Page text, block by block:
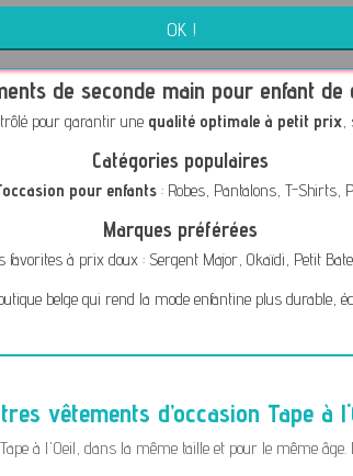
de seconde main pour enfant de
pour garantir une qualité optimale à petit prix,
Catégories populaires
pour enfants: Robes, Pantalons, T-Shirts,
Marques préférées
favorites à prix doux :Sergent Major,Okaïdi, Petit
belge qui rend la mode enfantine plus durable,
vêtements d’occasion Tape à
à l'Oeil, dans la même taille et pour le même
OK !